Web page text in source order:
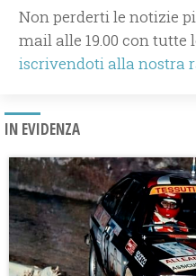
Non perderti le notizie
mail alle 19.00 con tutte
iscrivendoti alla nostra
IN EVIDENZA